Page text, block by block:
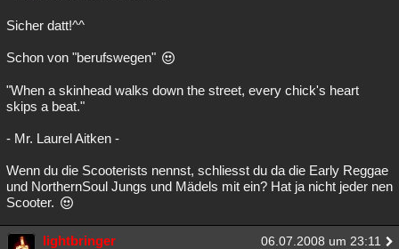
Sicher datt!^^
Schon von "berufswegen"
"When a skinhead walks down the street, every chick's heart
skips a beat."
- Mr. Laurel Aitken -
Wenn du die Scooterists nennst, schliesst du da die Early Reggae
und NorthernSoul Jungs und Mädels mit ein? Hat ja nicht jeder nen
Scooter.
lightbringer 06.07.2008 um 23:11